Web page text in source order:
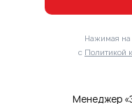
Менеджер
Нажимая на
с Политикой